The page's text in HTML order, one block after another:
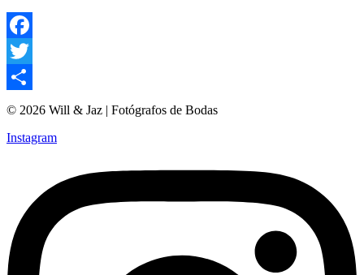
Facebook
Twitter
Compartir
© 2026 Will & Jaz | Fotógrafos de Bodas
Instagram